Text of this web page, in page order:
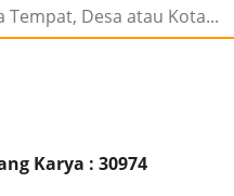
Karya : 30974